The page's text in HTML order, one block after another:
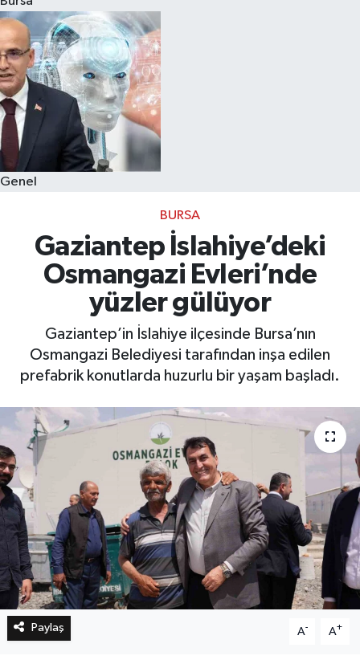
Genel
BURSA
Gaziantep İslahiye’deki
Osmangazi Evleri’nde
yüzler gülüyor
Gaziantep’in İslahiye ilçesinde Bursa’nın
Osmangazi Belediyesi tarafından inşa edilen
prefabrik konutlarda huzurlu bir yaşam başladı.
Paylaş A- A+
Eğitim
Sağlık
Dünya
Magazin
Kültür & Sanat
Teknoloji
Genel